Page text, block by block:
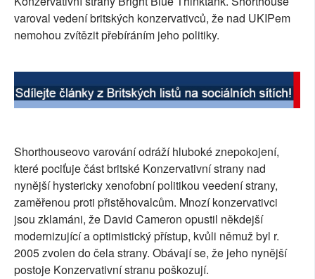
varoval vedení britských konzervativců, že nad UKIPem
nemohou zvítězit přebíráním jeho politiky.
Shorthouseovo varování odráží hluboké znepokojení,
které pociťuje část britské Konzervativní strany nad
nynější hystericky xenofobní politikou veedení strany,
zaměřenou proti přistěhovalcům. Mnozí konzervativci
jsou zklamáni, že David Cameron opustil někdejší
modernizující a optimistický přístup, kvůli němuž byl r.
2005 zvolen do čela strany. Obávají se, že jeho nynější
postoje Konzervativní stranu poškozují.